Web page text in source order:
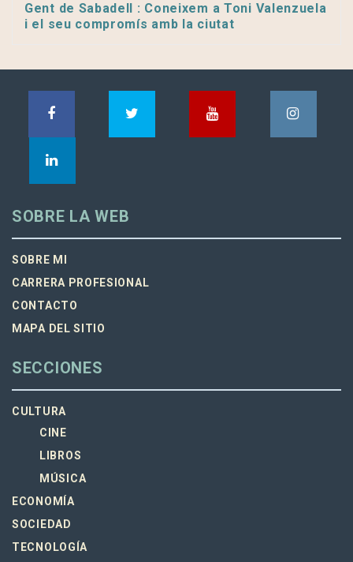
Gent de Sabadell : Coneixem a Toni Valenzuela
i el seu compromís amb la ciutat
SOBRE LA WEB
SOBRE MI
CARRERA PROFESIONAL
CONTACTO
MAPA DEL SITIO
SECCIONES
CULTURA
CINE
LIBROS
MÚSICA
ECONOMÍA
SOCIEDAD
TECNOLOGÍA